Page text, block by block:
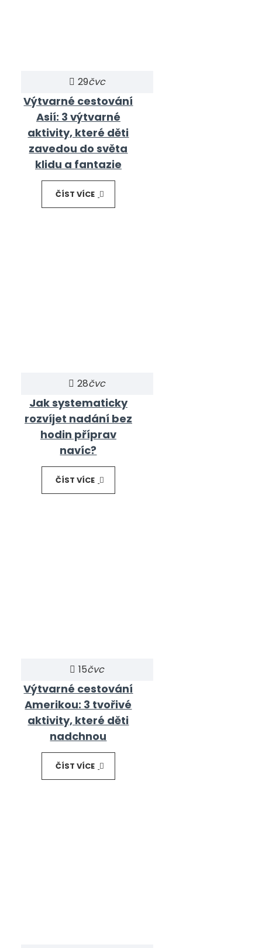
29čvc
Výtvarné cestování
Asií: 3 výtvarné
aktivity, které děti
zavedou do světa
klidu a fantazie
ČÍST VÍCE
28čvc
Jak systematicky
rozvíjet nadání bez
hodin příprav
navíc?
ČÍST VÍCE
15čvc
Výtvarné cestování
Amerikou: 3 tvořivé
aktivity, které děti
nadchnou
ČÍST VÍCE